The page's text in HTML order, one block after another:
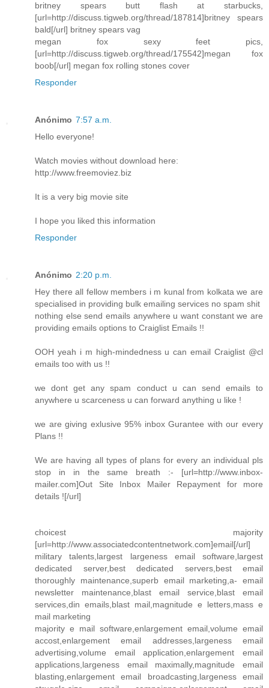
britney spears butt flash at starbucks,
[url=http://discuss.tigweb.org/thread/187814]britney spears
bald[/url] britney spears vag
megan fox sexy feet pics,
[url=http://discuss.tigweb.org/thread/175542]megan fox
boob[/url] megan fox rolling stones cover
Responder
Anónimo 7:57 a.m.
Hello everyone!
Watch movies without download here:
http://www.freemoviez.biz
It is a very big movie site
I hope you liked this information
Responder
Anónimo 2:20 p.m.
Hey there all fellow members i m kunal from kolkata we are
specialised in providing bulk emailing services no spam shit
nothing else send emails anywhere u want constant we are
providing emails options to Craiglist Emails !!
OOH yeah i m high-mindedness u can email Craiglist @cl
emails too with us !!
we dont get any spam conduct u can send emails to
anywhere u scarceness u can forward anything u like !
we are giving exlusive 95% inbox Gurantee with our every
Plans !!
We are having all types of plans for every an individual pls
stop in in the same breath :- [url=http://www.inbox-
mailer.com]Out Site Inbox Mailer Repayment for more
details ![/url]
choicest majority
[url=http://www.associatedcontentnetwork.com]email[/url]
military talents,largest largeness email software,largest
dedicated server,best dedicated servers,best email
thoroughly maintenance,superb email marketing,a- email
newsletter maintenance,blast email service,blast email
services,din emails,blast mail,magnitude e letters,mass e
mail marketing
majority e mail software,enlargement email,volume email
accost,enlargement email addresses,largeness email
advertising,volume email application,enlargement email
applications,largeness email maximally,magnitude email
blasting,enlargement email broadcasting,largeness email